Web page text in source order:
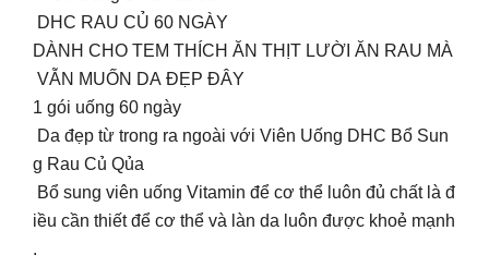
DHC RAU CỦ 60 NGÀY
DÀNH CHO TEM THÍCH ĂN THỊT LƯỜI ĂN RAU MÀ
VẪN MUỐN DA ĐẸP ĐÂY
1 gói uống 60 ngày
Da đẹp từ trong ra ngoài với Viên Uống DHC Bổ Sun
g Rau Củ Qủa
Bổ sung viên uống Vitamin để cơ thể luôn đủ chất là đ
iều cần thiết để cơ thể và làn da luôn được khoẻ mạnh
.